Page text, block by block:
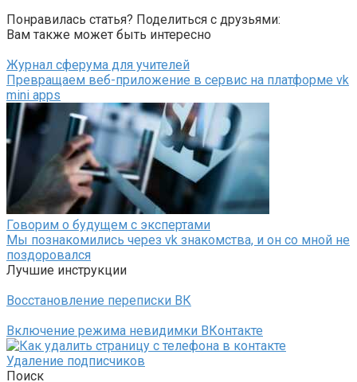
Понравилась статья? Поделиться с друзьями:
Вам также может быть интересно
Журнал сферума для учителей
Превращаем веб-приложение в сервис на платформе vk
mini apps
Говорим о будущем с экспертами
Мы познакомились через vk знакомства, и он со мной не
поздоровался
Лучшие инструкции
Восстановление переписки ВК
Включение режима невидимки ВКонтакте
Удаление подписчиков
Поиск